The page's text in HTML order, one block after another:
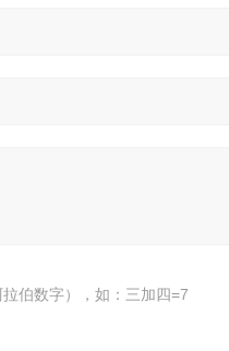
伯数字），如：三加四=7